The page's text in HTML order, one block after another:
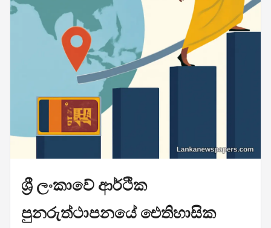
ශ්‍රී ලංකාවේ ආර්ථික
පුනරුත්ථාපනයේ ඓතිහාසික